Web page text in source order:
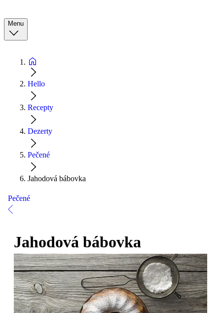
Menu
Hello
Recepty
Dezerty
Pečené
Jahodová bábovka
Pečené
Jahodová bábovka